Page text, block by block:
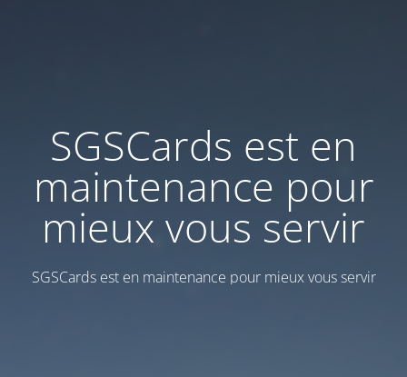
SGSCards est en
maintenance pour
mieux vous servir
SGSCards est en maintenance pour mieux vous servir